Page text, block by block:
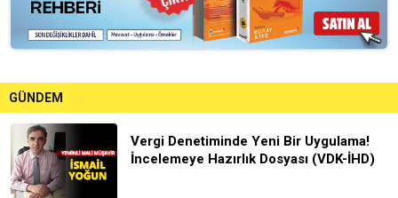
GÜNDEM
Vergi Denetiminde Yeni Bir Uygulama!
İncelemeye Hazırlık Dosyası (VDK-İHD)